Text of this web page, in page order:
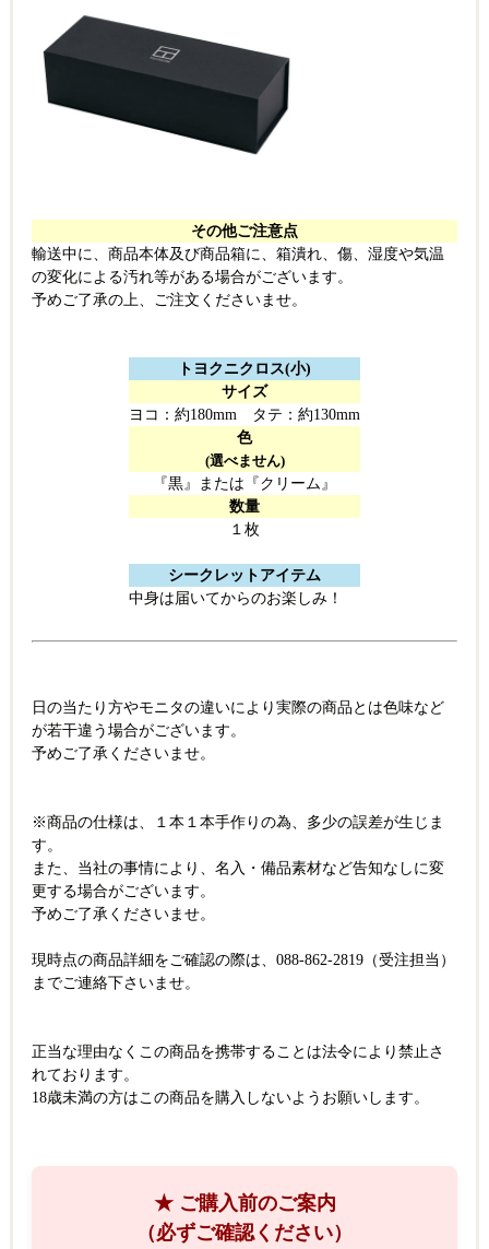
その他ご注意点
輸送中に、商品本体及び商品箱に、箱潰れ、傷、湿度や気温
の変化による汚れ等がある場合がございます。
予めご了承の上、ご注文くださいませ。
トヨクニクロス(小)
サイズ
ヨコ：約180mm タテ：約130mm
色
(選べません)
『黒』または『クリーム』
数量
１枚
シークレットアイテム
中身は届いてからのお楽しみ！
日の当たり方やモニタの違いにより実際の商品とは色味など
が若干違う場合がございます。
予めご了承くださいませ。
※商品の仕様は、１本１本手作りの為、多少の誤差が生じま
す。
また、当社の事情により、名入・備品素材など告知なしに変
更する場合がございます。
予めご了承くださいませ。
現時点の商品詳細をご確認の際は、088-862-2819（受注担当）
までご連絡下さいませ。
正当な理由なくこの商品を携帯することは法令により禁止さ
れております。
18歳未満の方はこの商品を購入しないようお願いします。
★ ご購入前のご案内
（必ずご確認ください）